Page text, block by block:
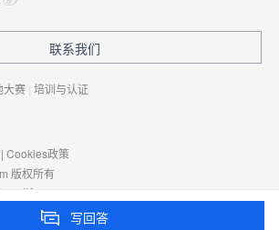
写回答
联系我们
大赛 | 培训与认证
| Cookies政策
版权所有
： 浙B2-20080101
浙D3-20210002